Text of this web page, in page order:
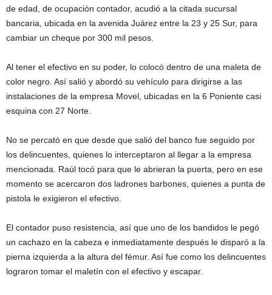
de edad, de ocupación contador, acudió a la citada sucursal
bancaria, ubicada en la avenida Juárez entre la 23 y 25 Sur, para
cambiar un cheque por 300 mil pesos.
Al tener el efectivo en su poder, lo colocó dentro de una maleta de
color negro. Así salió y abordó su vehículo para dirigirse a las
instalaciones de la empresa Movel, ubicadas en la 6 Poniente casi
esquina con 27 Norte.
No se percató en que desde que salió del banco fue seguido por
los delincuentes, quienes lo interceptaron al llegar a la empresa
mencionada. Raúl tocó para que le abrieran la puerta, pero en ese
momento se acercaron dos ladrones barbones, quienes a punta de
pistola le exigieron el efectivo.
El contador puso resistencia, así que uno de los bandidos le pegó
un cachazo en la cabeza e inmediatamente después le disparó a la
pierna izquierda a la altura del fémur. Así fue como los delincuentes
lograron tomar el maletín con el efectivo y escapar.